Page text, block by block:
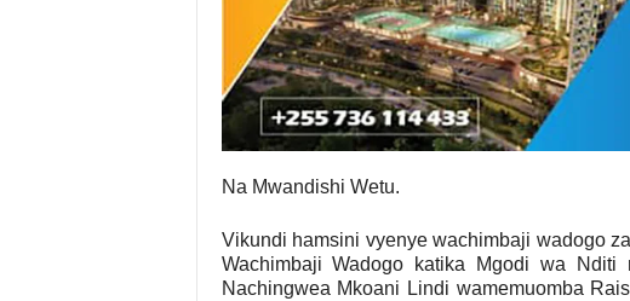
Na Mwandishi Wetu.
Vikundi hamsini vyenye wachimbaji wadogo
Wachimbaji Wadogo katika Mgodi wa Nditi
Nachingwea Mkoani Lindi wamemuomba